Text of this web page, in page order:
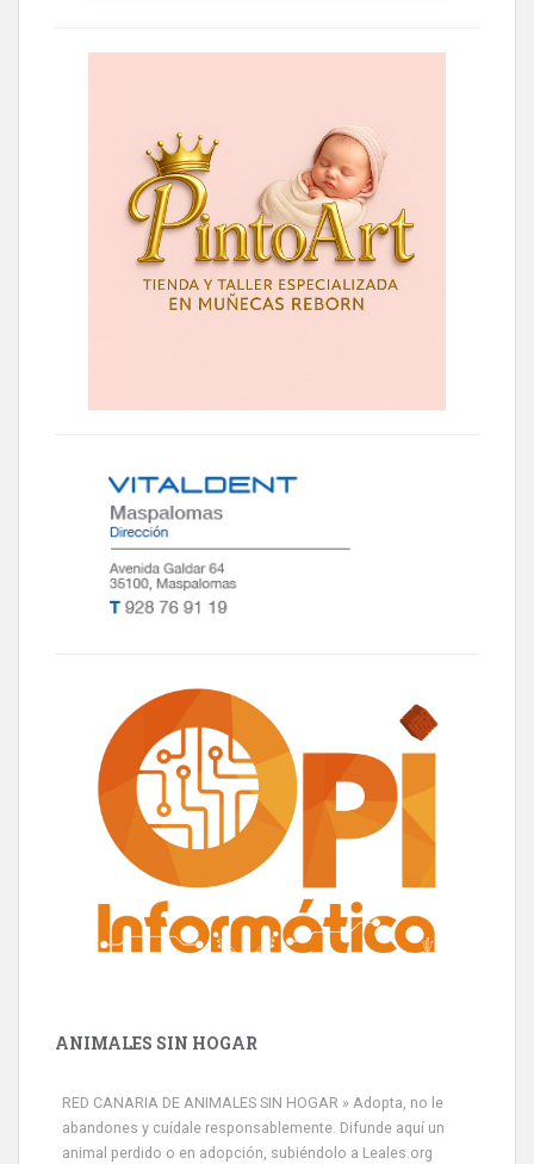
ANIMALES SIN HOGAR
RED CANARIA DE ANIMALES SIN HOGAR » Adopta, no le
abandones y cuídale responsablemente. Difunde aquí un
animal perdido o en adopción, subiéndolo a Leales.org